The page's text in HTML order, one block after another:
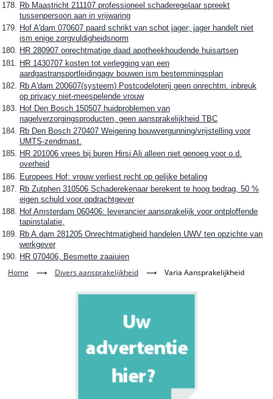
Rb Maastricht 211107 professioneel schaderegelaar spreekt
tussenpersoon aan in vrijwaring
Hof A'dam 070607 paard schrikt van schot jager; jager handelt niet
ism enige zorgvuldigheidsnorm
HR 280907 onrechtmatige daad apotheekhoudende huisartsen
HR 1430707 kosten tot verlegging van een
aardgastransportleidingagv bouwen ism bestemmingsplan
Rb A'dam 200607(systeem) Postcodeloterij geen onrechtm. inbreuk
op privacy niet-meespelende vrouw
Hof Den Bosch 150507 huidproblemen van
nagelverzorgingsproducten, geen aansprakelijkheid TBC
Rb Den Bosch 270407 Weigering bouwvergunning/vrijstelling voor
UMTS-zendmast.
HR 201006 vrees bij buren Hirsi Ali alleen niet genoeg voor o.d.
overheid
Europees Hof: vrouw verliest recht op gelijke betaling
Rb Zutphen 310506 Schaderekenaar berekent te hoog bedrag, 50 %
eigen schuld voor opdrachtgever
Hof Amsterdam 060406: leverancier aansprakelijk voor ontploffende
tapinstalatie,
Rb A.dam 281205 Onrechtmatigheid handelen UWV ten opzichte van
werkgever
HR 070406, Besmette zaaiuien
Home ⟶ Divers aansprakelijkheid ⟶ Varia Aansprakelijkheid